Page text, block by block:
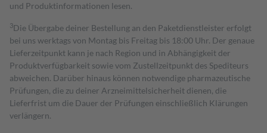
und Produktinformationen lesen.
3Die Übergabe deiner Bestellung an den Paketdienstleister erfolgt
bei uns werktags von Montag bis Freitag bis 18:00 Uhr. Der genaue
Lieferzeitpunkt kann je nach Region und in Abhängigkeit der
Produktverfügbarkeit sowie vom Zustellzeitpunkt des Spediteurs
abweichen. Darüber hinaus können notwendige pharmazeutische
Prüfungen, die zu deiner Arzneimittelsicherheit dienen, die
Lieferfrist um die Dauer der Prüfungen einschließlich Klärungen
verlängern.